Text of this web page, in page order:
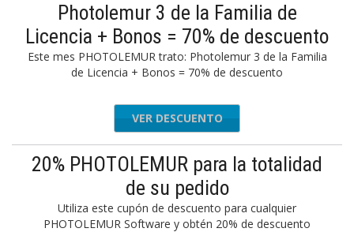
Photolemur 3 de la Familia de
Licencia + Bonos = 70% de descuento
Este mes PHOTOLEMUR trato: Photolemur 3 de la Familia
de Licencia + Bonos = 70% de descuento
VER DESCUENTO
20% PHOTOLEMUR para la totalidad
de su pedido
Utiliza este cupón de descuento para cualquier
PHOTOLEMUR Software y obtén 20% de descuento